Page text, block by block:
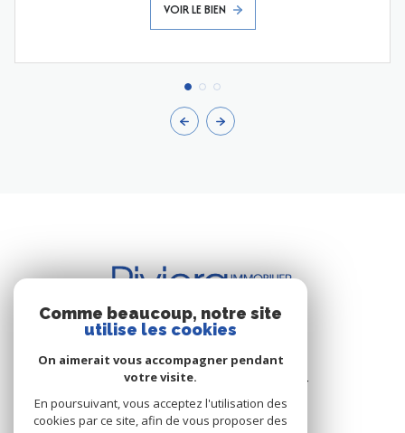
VOIR LE BIEN
BUREAU DE CAVALAIRE
Les Résidence du Port - Rue du Port
83240 Cavalaire-sur-Mer
Comme beaucoup, notre site
utilise les cookies
On aimerait vous accompagner pendant
votre visite.
En poursuivant, vous acceptez l'utilisation des
cookies par ce site, afin de vous proposer des